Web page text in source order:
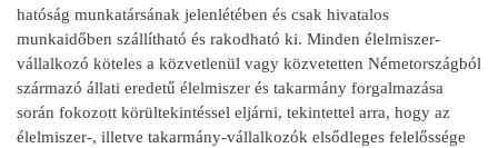
hatóság munkatársának jelenlétében és csak hivatalos
munkaidőben szállítható és rakodható ki. Minden élelmiszer-
vállalkozó köteles a közvetlenül vagy közvetetten Németországból
származó állati eredetű élelmiszer és takarmány forgalmazása
során fokozott körültekintéssel eljárni, tekintettel arra, hogy az
élelmiszer-, illetve takarmány-vállalkozók elsődleges felelőssége